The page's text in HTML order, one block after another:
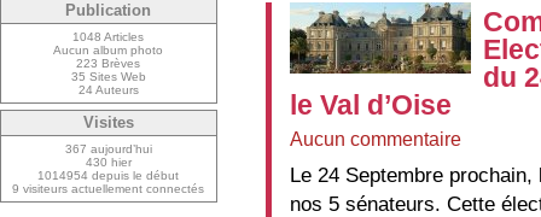
du
le Val d’Oise
Aucun commentaire
Le 24 Septembre
nos 5 sénateurs. Cette
Publication
1048 Articles
Aucun album photo
223 Brèves
35 Sites Web
24 Auteurs
Visites
367 aujourd’hui
430 hier
1014954 depuis le début
9 visiteurs actuellement connectés